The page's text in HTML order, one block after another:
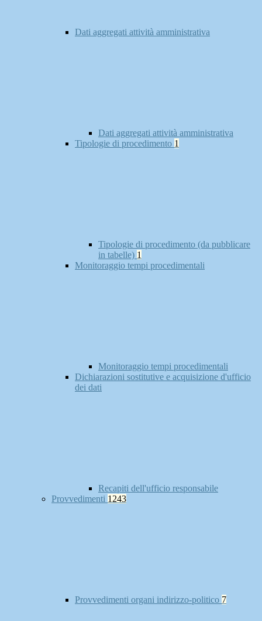
Dati aggregati attività amministrativa
Dati aggregati attività amministrativa
Tipologie di procedimento 1
Tipologie di procedimento (da pubblicare
in tabelle) 1
Monitoraggio tempi procedimentali
Monitoraggio tempi procedimentali
Dichiarazioni sostitutive e acquisizione d'ufficio
dei dati
Recapiti dell'ufficio responsabile
Provvedimenti 1243
Provvedimenti organi indirizzo-politico 7